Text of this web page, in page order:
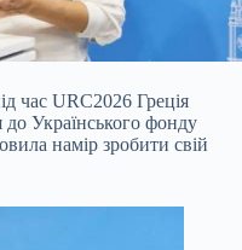
час URC2026 Греція
Українського фонду
намір зробити свій